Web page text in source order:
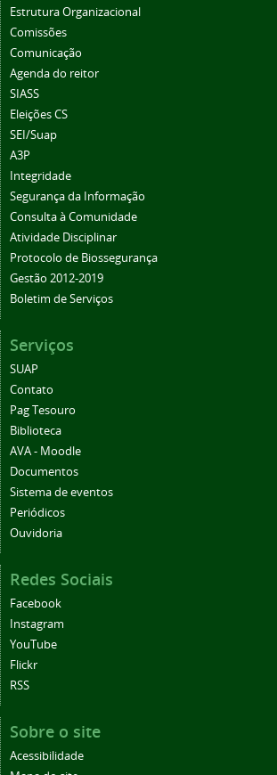
Estrutura Organizacional
Comissões
Comunicação
Agenda do reitor
SIASS
Eleições CS
SEI/Suap
A3P
Integridade
Segurança da Informação
Consulta à Comunidade
Atividade Disciplinar
Protocolo de Biossegurança
Gestão 2012-2019
Boletim de Serviços
Serviços
SUAP
Contato
Pag Tesouro
Biblioteca
AVA - Moodle
Documentos
Sistema de eventos
Periódicos
Ouvidoria
Redes Sociais
Facebook
Instagram
YouTube
Flickr
RSS
Sobre o site
Acessibilidade